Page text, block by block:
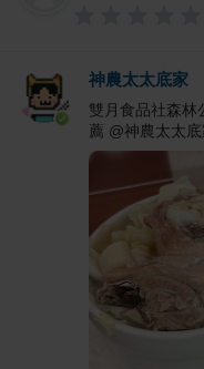
神農太太底家
雙月食品社森林
薦 @神農太太底